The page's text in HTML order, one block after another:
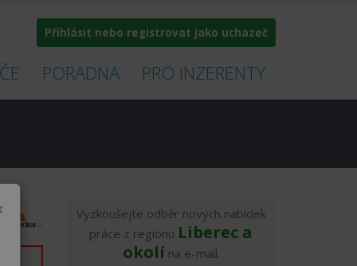
Přihlásit nebo registrovat jako uchazeč
PORADNA PRO INZERENTY
Vyzkoušejte odběr nových nabídek
práce z regionu Liberec a
okolí na e-mail.